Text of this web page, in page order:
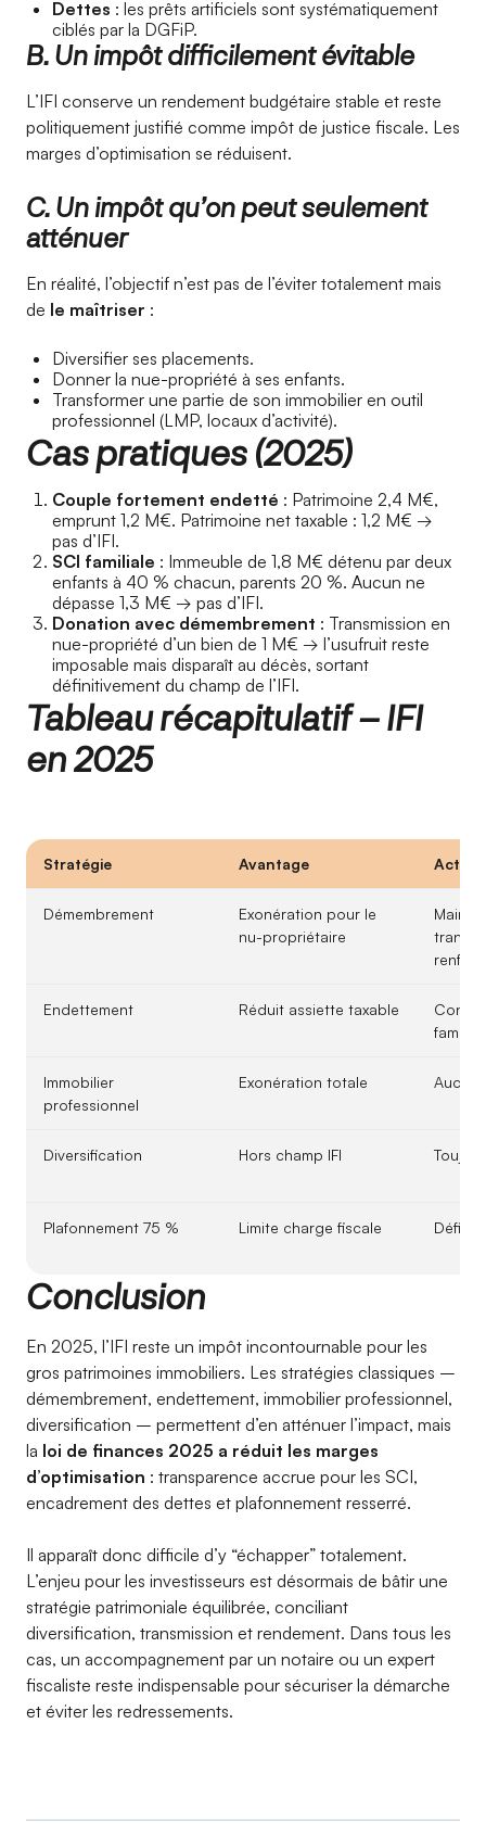
Dettes : les prêts artificiels sont systématiquement
ciblés par la DGFiP.
B. Un impôt difficilement évitable
L’IFI conserve un rendement budgétaire stable et reste
politiquement justifié comme impôt de justice fiscale. Les
marges d’optimisation se réduisent.
C. Un impôt qu’on peut seulement
atténuer
En réalité, l’objectif n’est pas de l’éviter totalement mais
de le maîtriser :
Diversifier ses placements.
Donner la nue-propriété à ses enfants.
Transformer une partie de son immobilier en outil
professionnel (LMP, locaux d’activité).
Cas pratiques (2025)
Couple fortement endetté : Patrimoine 2,4 M€,
emprunt 1,2 M€. Patrimoine net taxable : 1,2 M€ →
pas d’IFI.
SCI familiale : Immeuble de 1,8 M€ détenu par deux
enfants à 40 % chacun, parents 20 %. Aucun ne
dépasse 1,3 M€ → pas d’IFI.
Donation avec démembrement : Transmission en
nue-propriété d’un bien de 1 M€ → l’usufruit reste
imposable mais disparaît au décès, sortant
définitivement du champ de l’IFI.
Tableau récapitulatif – IFI
en 2025
Stratégie Avantage
Démembrement
Exonération pour le
nu-propriétaire
Endettement Réduit assiette taxable
Immobilier
professionnel
Exonération totale Aucun
Diversification Hors champ IFI
Plafonnement 75 % Limite charge fiscale
Conclusion
En 2025, l’IFI reste un impôt incontournable pour les
gros patrimoines immobiliers. Les stratégies classiques –
démembrement, endettement, immobilier professionnel,
diversification – permettent d’en atténuer l’impact, mais
la loi de finances 2025 a réduit les marges
d’optimisation : transparence accrue pour les SCI,
encadrement des dettes et plafonnement resserré.
Il apparaît donc difficile d’y “échapper” totalement.
L’enjeu pour les investisseurs est désormais de bâtir une
stratégie patrimoniale équilibrée, conciliant
diversification, transmission et rendement. Dans tous les
cas, un accompagnement par un notaire ou un expert
fiscaliste reste indispensable pour sécuriser la démarche
et éviter les redressements.